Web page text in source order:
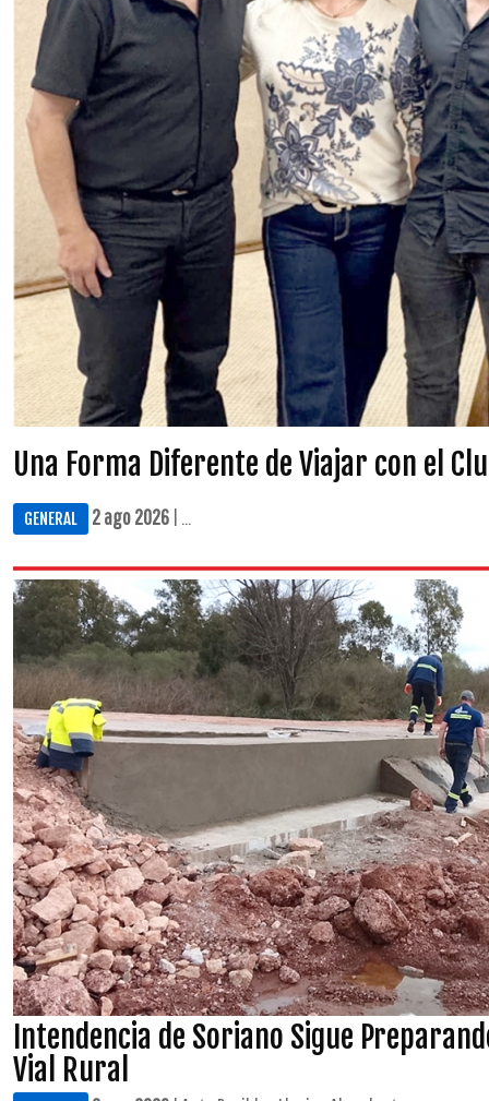
Una Forma Diferente de Viajar con el
GENERAL 2 ago 2026 | ...
Intendencia de Soriano Sigue
Vial Rural